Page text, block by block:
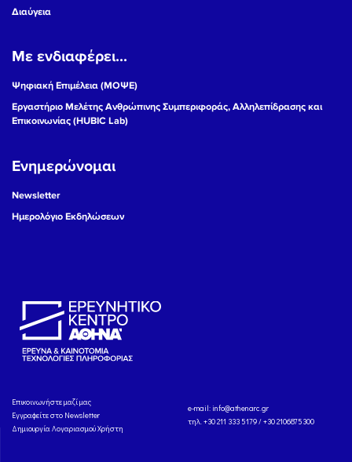
Διαύγεια
Με ενδιαφέρει...
Ψηφιακή Επιμέλεια (ΜΟΨΕ)
Εργαστήριο Μελέτης Ανθρώπινης Συμπεριφοράς, Αλληλεπίδρασης και
Επικοινωνίας (HUBIC Lab)
Ενημερώνομαι
Newsletter
Ημερολόγιο Εκδηλώσεων
Eπικοινωνήστε μαζί μας
Εγγραφείτε στο Newsletter
Δημιουργία Λογαριασμού Χρήστη
e-mail: info@athenarc.gr
τηλ. +30 211 333 5179 / +30 2106875300